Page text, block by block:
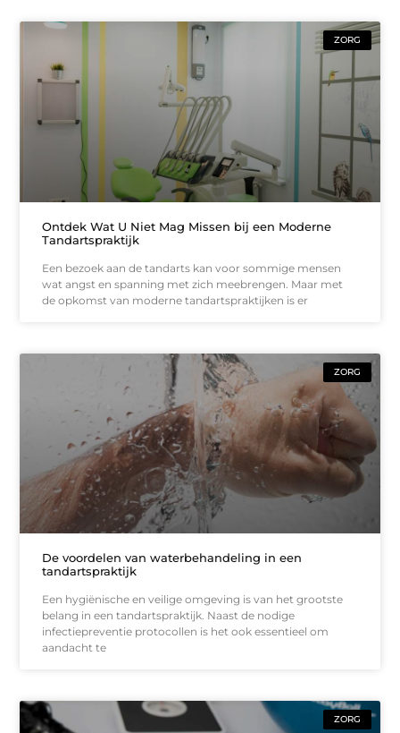
ZORG
Ontdek Wat U Niet Mag Missen bij een Moderne
Tandartspraktijk
Een bezoek aan de tandarts kan voor sommige mensen
wat angst en spanning met zich meebrengen. Maar met
de opkomst van moderne tandartspraktijken is er
ZORG
De voordelen van waterbehandeling in een
tandartspraktijk
Een hygiënische en veilige omgeving is van het grootste
belang in een tandartspraktijk. Naast de nodige
infectiepreventie protocollen is het ook essentieel om
aandacht te
ZORG